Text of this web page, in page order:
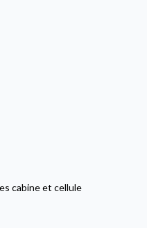
cabine et cellule